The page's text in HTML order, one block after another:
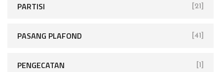
PARTISI [21]
PASANG PLAFOND [41]
PENGECATAN [1]